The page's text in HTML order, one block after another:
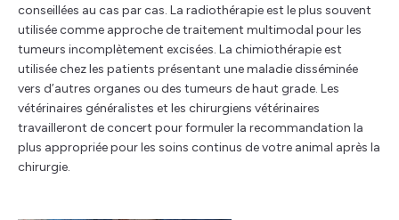
conseillées au cas par cas. La radiothérapie est le plus souvent
utilisée comme approche de traitement multimodal pour les
tumeurs incomplètement excisées. La chimiothérapie est
utilisée chez les patients présentant une maladie disséminée
vers d’autres organes ou des tumeurs de haut grade. Les
vétérinaires généralistes et les chirurgiens vétérinaires
travailleront de concert pour formuler la recommandation la
plus appropriée pour les soins continus de votre animal après la
chirurgie.